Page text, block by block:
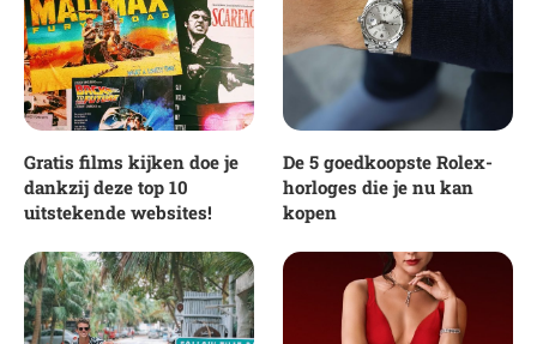
Gratis films kijken doe je
dankzij deze top 10
uitstekende websites!
De 5 goedkoopste Rolex-
horloges die je nu kan
kopen